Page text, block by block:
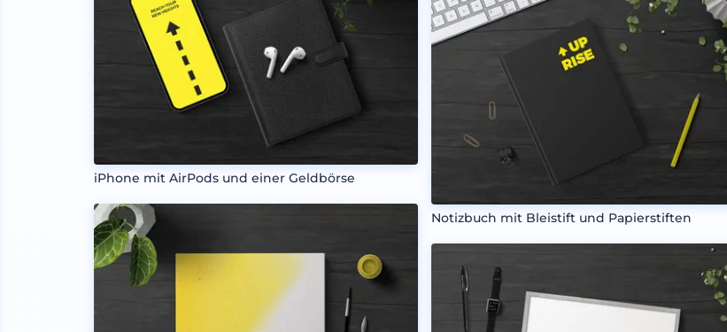
iPhone mit AirPods und einer Geldbörse
Notizbuch mit Bleistift und Papierstiften